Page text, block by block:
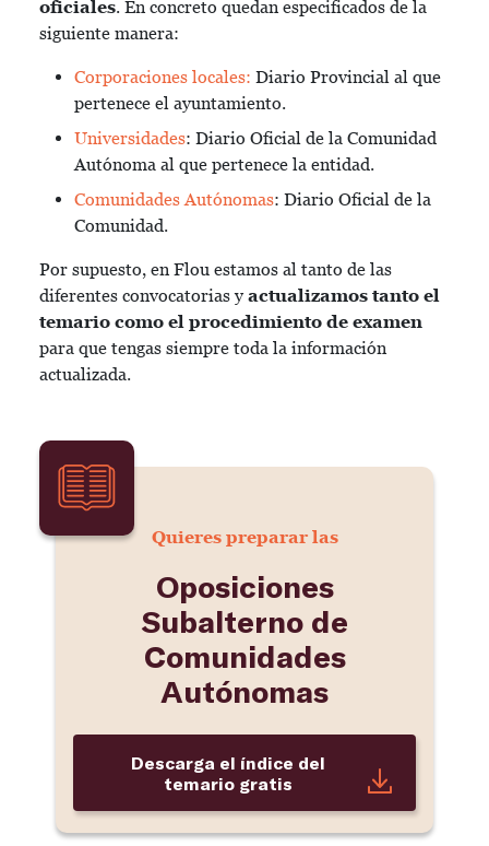
oficiales. En concreto quedan especificados de la
siguiente manera:
Corporaciones locales: Diario Provincial al que
pertenece el ayuntamiento.
Universidades: Diario Oficial de la Comunidad
Autónoma al que pertenece la entidad.
Comunidades Autónomas: Diario Oficial de la
Comunidad.
Por supuesto, en Flou estamos al tanto de las
diferentes convocatorias y actualizamos tanto el
temario como el procedimiento de examen
para que tengas siempre toda la información
actualizada.
Quieres preparar las
Oposiciones
Subalterno de
Comunidades
Autónomas
Descarga el índice del
temario gratis